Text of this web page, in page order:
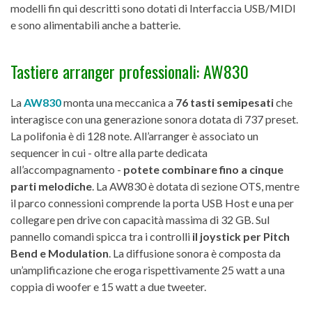
modelli fin qui descritti sono dotati di Interfaccia USB/MIDI
e sono alimentabili anche a batterie.
Tastiere arranger professionali: AW830
LaAW830monta una meccanica a 76 tasti semipesatiche
interagisce con una generazione sonora dotata di 737 preset.
La polifonia è di 128 note. All’arranger è associato un
sequencer in cui - oltre alla parte dedicata
all’accompagnamento - potete combinare fino a cinque
parti melodiche. La AW830 è dotata di sezione OTS, mentre
il parco connessioni comprende la porta USB Host e una per
collegare pen drive con capacità massima di 32 GB. Sul
pannello comandi spicca tra i controlli il joystick per Pitch
Bend e Modulation. La diffusione sonora è composta da
un’amplificazione che eroga rispettivamente 25 watt a una
coppia di woofer e 15 watt a due tweeter.